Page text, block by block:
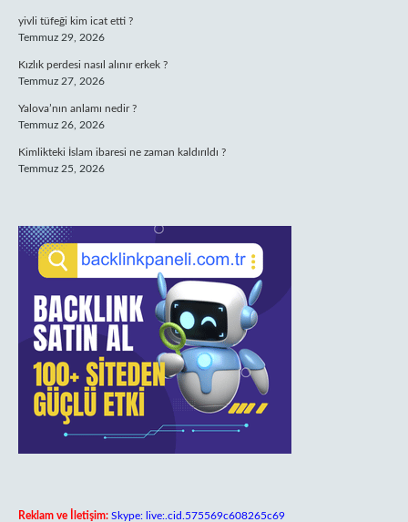
yivli tüfeği kim icat etti ?
Temmuz 29, 2026
Kızlık perdesi nasıl alınır erkek ?
Temmuz 27, 2026
Yalova’nın anlamı nedir ?
Temmuz 26, 2026
Kimlikteki İslam ibaresi ne zaman kaldırıldı ?
Temmuz 25, 2026
Reklam ve İletişim: Skype: live:.cid.575569c608265c69